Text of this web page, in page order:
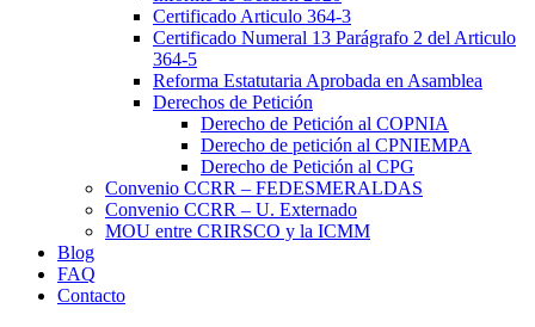
Certificado Articulo 364-3
Certificado Numeral 13 Parágrafo 2 del Articulo
364-5
Reforma Estatutaria Aprobada en Asamblea
Derechos de Petición
Derecho de Petición al COPNIA
Derecho de petición al CPNIEMPA
Derecho de Petición al CPG
Convenio CCRR – FEDESMERALDAS
Convenio CCRR – U. Externado
MOU entre CRIRSCO y la ICMM
Blog
FAQ
Contacto